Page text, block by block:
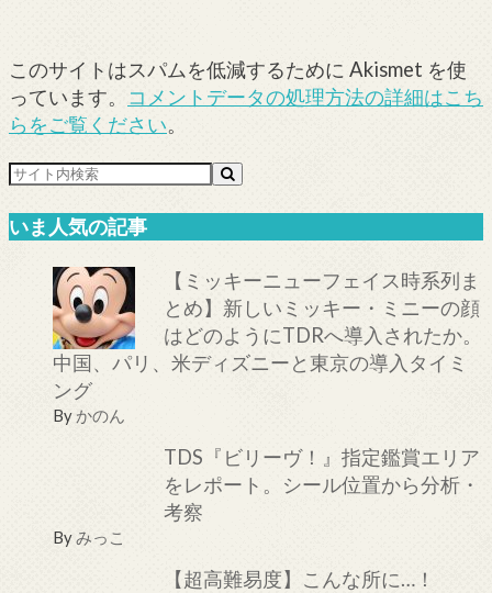
このサイトはスパムを低減するために Akismet を使
っています。 コメントデータの処理方法の詳細はこち
らをご覧ください。
いま人気の記事
【ミッキーニューフェイス時系列ま
とめ】新しいミッキー・ミニーの顔
はどのようにTDRへ導入されたか。
中国、パリ、米ディズニーと東京の導入タイミ
ング
By かのん
TDS『ビリーヴ！』指定鑑賞エリア
をレポート。シール位置から分析・
考察
Byみっこ
【超高難易度】こんな所に…！